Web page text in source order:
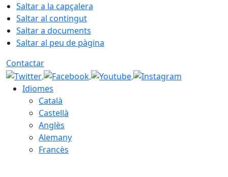
Saltar a la capçalera
Saltar al contingut
Saltar a documents
Saltar al peu de pàgina
Contactar
Idiomes
Català
Castellà
Anglès
Alemany
Francès